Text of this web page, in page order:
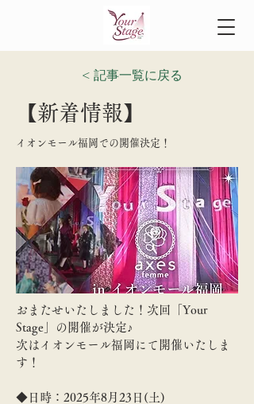
< 記事一覧に戻る
【新着情報】
イオンモール福岡での開催決定！
おまたせいたしました！次回「Your
Stage」の開催が決定♪
次はイオンモール福岡にて開催いたしま
す！
◆日時：2025年8月23日(土)